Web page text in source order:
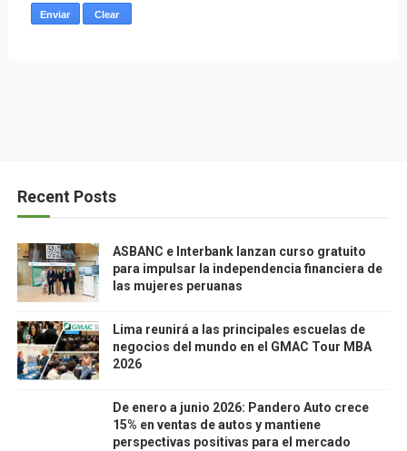
Recent Posts
ASBANC e Interbank lanzan curso gratuito
para impulsar la independencia financiera de
las mujeres peruanas
Lima reunirá a las principales escuelas de
negocios del mundo en el GMAC Tour MBA
2026
De enero a junio 2026: Pandero Auto crece
15% en ventas de autos y mantiene
perspectivas positivas para el mercado